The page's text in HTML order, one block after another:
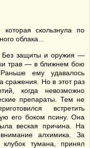
скользнула по
облака...
Без защиты и оружия —
трав — в ближнем бою
ему удавалось
сражения. Но в этот раз
когда невозможно
препараты. Тем не
встретить
его боком псину. Она
веская причина. На
алхимика. За
клубок тумана, принял